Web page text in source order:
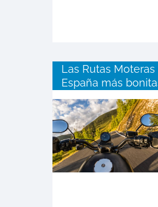
Las Rutas Moteras
España más